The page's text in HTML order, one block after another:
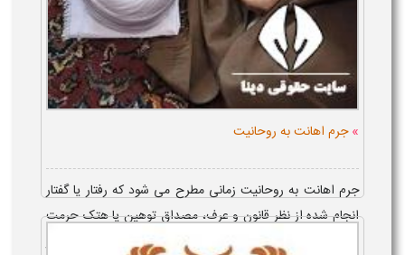
»جرم اهانت به روحانیت
جرم اهانت به روحانیت زمانی مطرح می شود که رفتار یا گفتار
انجام شده از نظر قانون و عرف، مصداق توهین یا هتک حرمت
نسبت به یک روحانی باشد و تشخیص آن با توجه به شرایط هر